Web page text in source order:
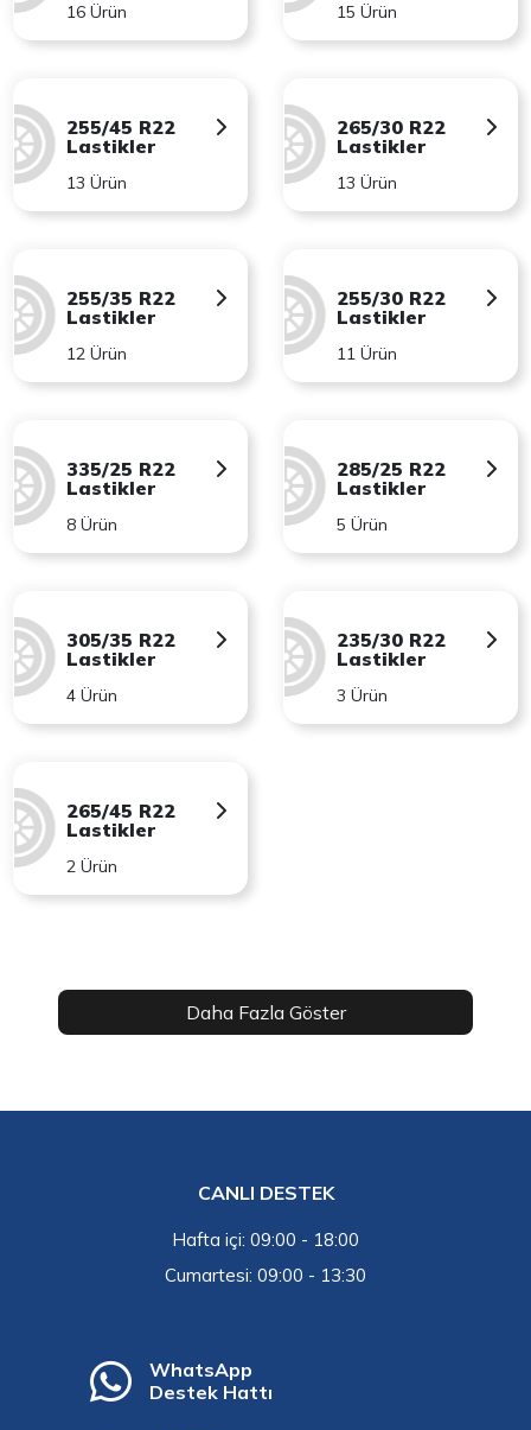
16 Ürün 15 Ürün
255/45 R22
Lastikler
13 Ürün
265/30 R22
Lastikler
13 Ürün
255/35 R22
Lastikler
12 Ürün
255/30 R22
Lastikler
11 Ürün
335/25 R22
Lastikler
8 Ürün
285/25 R22
Lastikler
5 Ürün
305/35 R22
Lastikler
4 Ürün
235/30 R22
Lastikler
3 Ürün
265/45 R22
Lastikler
2 Ürün
Daha Fazla Göster
CANLI DESTEK
Hafta içi: 09:00 - 18:00
Cumartesi: 09:00 - 13:30
WhatsApp
Destek Hattı